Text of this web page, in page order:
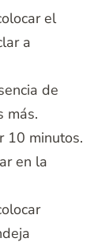
el
a
de
más.
10 minutos.
en la